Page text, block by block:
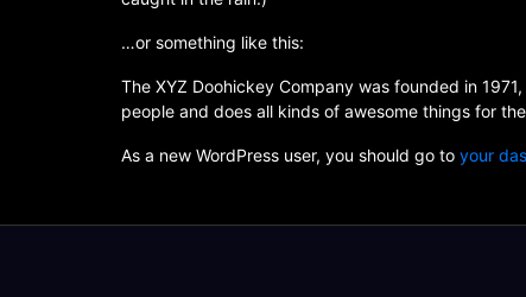
…or something like this:
The XYZ Doohickey Company was founded in
people and does all kinds of awesome things for
As a new WordPress user, you should go to your